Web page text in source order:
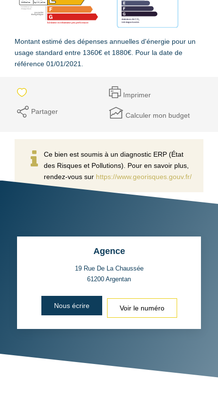
Montant estimé des dépenses annuelles d'énergie pour un
usage standard entre 1360€ et 1880€. Pour la date de
référence 01/01/2021.
Imprimer
Partager Calculer mon budget
Ce bien est soumis à un diagnostic ERP (État
des Risques et Pollutions). Pour en savoir plus,
rendez-vous sur https://www.georisques.gouv.fr/
Agence
19 Rue De La Chaussée
61200 Argentan
Nous écrire Voir le numéro